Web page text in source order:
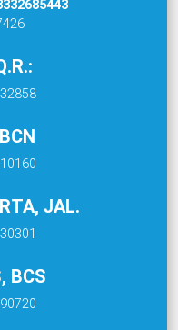
JAL.
BCS